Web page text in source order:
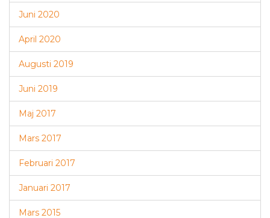
Juni 2020
April 2020
Augusti 2019
Juni 2019
Maj 2017
Mars 2017
Februari 2017
Januari 2017
Mars 2015